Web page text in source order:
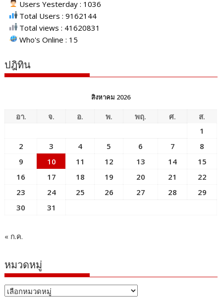
Users Yesterday : 1036
Total Users : 9162144
Total views : 41620831
Who's Online : 15
ปฎิทิน
สิงหาคม 2026
อา. จ. อ. พ. พฤ. ศ.
ส.
1
2
3 4 5 6 7
8
9
10 11 12 13 14
15
16
17 18 19 20 21
22
23
24 25 26 27 28
29
30
31
« ก.ค.
หมวดหมู่
หมวด